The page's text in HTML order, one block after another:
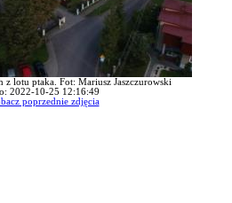
z lotu ptaka. Fot: Mariusz Jaszczurowski
2022-10-25 12:16:49
poprzednie zdjęcia